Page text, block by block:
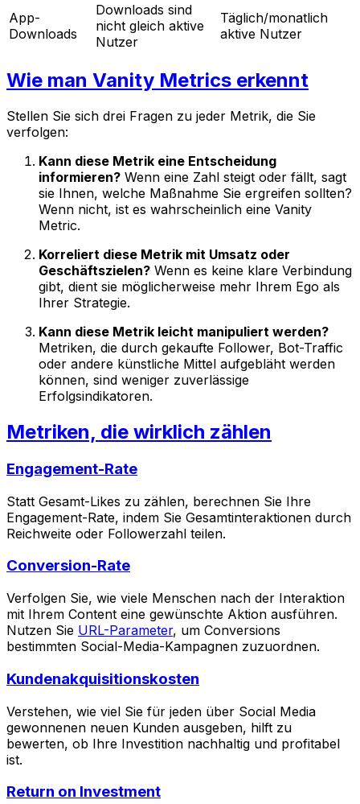
App-
Downloads
Downloads sind
nicht gleich aktive
Nutzer
Täglich/monatlich
aktive Nutzer
Wie man Vanity Metrics erkennt
Stellen Sie sich drei Fragen zu jeder Metrik, die Sie
verfolgen:
Kann diese Metrik eine Entscheidung
informieren? Wenn eine Zahl steigt oder fällt, sagt
sie Ihnen, welche Maßnahme Sie ergreifen sollten?
Wenn nicht, ist es wahrscheinlich eine Vanity
Metric.
Korreliert diese Metrik mit Umsatz oder
Geschäftszielen? Wenn es keine klare Verbindung
gibt, dient sie möglicherweise mehr Ihrem Ego als
Ihrer Strategie.
Kann diese Metrik leicht manipuliert werden?
Metriken, die durch gekaufte Follower, Bot-Traffic
oder andere künstliche Mittel aufgebläht werden
können, sind weniger zuverlässige
Erfolgsindikatoren.
Metriken, die wirklich zählen
Engagement-Rate
Statt Gesamt-Likes zu zählen, berechnen Sie Ihre
Engagement-Rate, indem Sie Gesamtinteraktionen durch
Reichweite oder Followerzahl teilen.
Conversion-Rate
Verfolgen Sie, wie viele Menschen nach der Interaktion
mit Ihrem Content eine gewünschte Aktion ausführen.
Nutzen Sie URL-Parameter, um Conversions
bestimmten Social-Media-Kampagnen zuzuordnen.
Kundenakquisitionskosten
Verstehen, wie viel Sie für jeden über Social Media
gewonnenen neuen Kunden ausgeben, hilft zu
bewerten, ob Ihre Investition nachhaltig und profitabel
ist.
Return on Investment